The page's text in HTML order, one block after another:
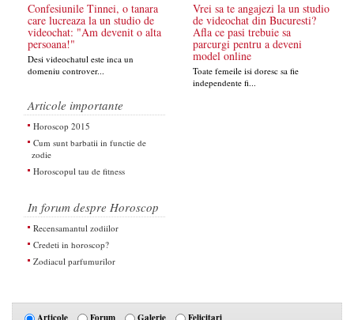
Confesiunile Tinnei, o tanara
care lucreaza la un studio de
videochat: "Am devenit o alta
persoana!"
Desi videochatul este inca un
domeniu controver...
Vrei sa te angajezi la un studio
de videochat din Bucuresti?
Afla ce pasi trebuie sa
parcurgi pentru a deveni
model online
Toate femeile isi doresc sa fie
independente fi...
Articole importante
Horoscop 2015
Cum sunt barbatii in functie de
zodie
Horoscopul tau de fitness
In forum despre Horoscop
Recensamantul zodiilor
Credeti in horoscop?
Zodiacul parfumurilor